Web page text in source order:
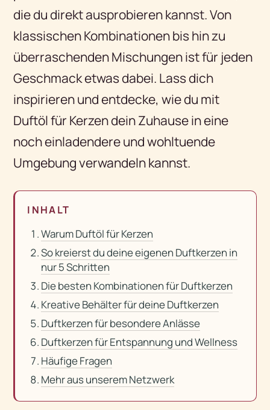
die du direkt ausprobieren kannst. Von
klassischen Kombinationen bis hin zu
überraschenden Mischungen ist für jeden
Geschmack etwas dabei. Lass dich
inspirieren und entdecke, wie du mit
Duftöl für Kerzen dein Zuhause in eine
noch einladendere und wohltuende
Umgebung verwandeln kannst.
INHALT
Warum Duftöl für Kerzen
So kreierst du deine eigenen Duftkerzen in
nur 5 Schritten
Die besten Kombinationen für Duftkerzen
Kreative Behälter für deine Duftkerzen
Duftkerzen für besondere Anlässe
Duftkerzen für Entspannung und Wellness
Häufige Fragen
Mehr aus unserem Netzwerk